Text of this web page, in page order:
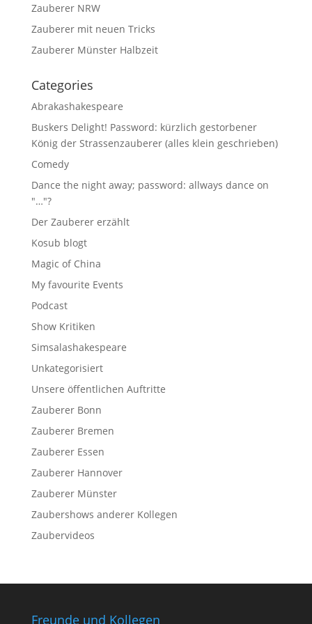
Zauberer NRW
Zauberer mit neuen Tricks
Zauberer Münster Halbzeit
Categories
Abrakashakespeare
Buskers Delight! Password: kürzlich gestorbener
König der Strassenzauberer (alles klein geschrieben)
Comedy
Dance the night away; password: allways dance on
"…"?
Der Zauberer erzählt
Kosub blogt
Magic of China
My favourite Events
Podcast
Show Kritiken
Simsalashakespeare
Unkategorisiert
Unsere öffentlichen Auftritte
Zauberer Bonn
Zauberer Bremen
Zauberer Essen
Zauberer Hannover
Zauberer Münster
Zaubershows anderer Kollegen
Zaubervideos
Freunde und Kollegen